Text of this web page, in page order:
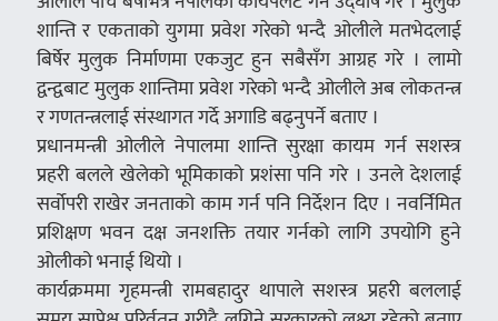
शान्ति र एकताको युगमा प्रवेश गरेको भन्दै ओलीले मतभेदलाई
बिर्षेर मुलुक निर्माणमा एकजुट हुन सबैसँग आग्रह गरे । लामो
द्वन्द्वबाट मुलुक शान्तिमा प्रवेश गरेको भन्दै ओलीले अब लोकतन्त्र
र गणतन्त्रलाई संस्थागत गर्दे अगाडि बढ्नुपर्ने बताए ।
प्रधानमन्त्री ओलीले नेपालमा शान्ति सुरक्षा कायम गर्न सशस्त्र
प्रहरी बलले खेलेको भूमिकाको प्रशंसा पनि गरे । उनले देशलाई
सर्वोपरी राखेर जनताको काम गर्न पनि निर्देशन दिए । नवर्निमित
प्रशिक्षण भवन दक्ष जनशक्ति तयार गर्नको लागि उपयोगि हुने
ओलीको भनाई थियो ।
कार्यक्रममा गृहमन्त्री रामबहादुर थापाले सशस्त्र प्रहरी बललाई